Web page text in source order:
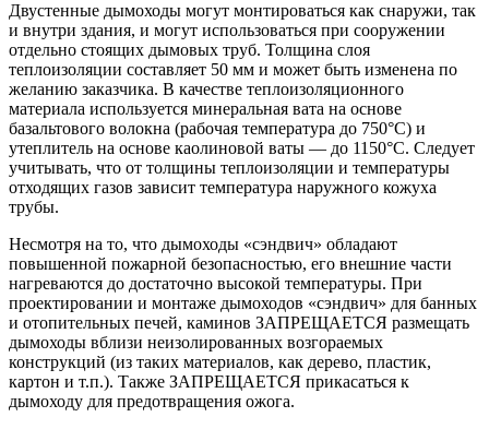
Двустенные дымоходы могут монтироваться как снаружи, так
и внутри здания, и могут использоваться при сооружении
отдельно стоящих дымовых труб. Толщина слоя
теплоизоляции составляет 50 мм и может быть изменена по
желанию заказчика. В качестве теплоизоляционного
материала используется минеральная вата на основе
базальтового волокна (рабочая температура до 750°С) и
утеплитель на основе каолиновой ваты — до 1150°С. Следует
учитывать, что от толщины теплоизоляции и температуры
отходящих газов зависит температура наружного кожуха
трубы.
Несмотря на то, что дымоходы «сэндвич» обладают
повышенной пожарной безопасностью, его внешние части
нагреваются до достаточно высокой температуры. При
проектировании и монтаже дымоходов «сэндвич» для банных
и отопительных печей, каминов ЗАПРЕЩАЕТСЯ размещать
дымоходы вблизи неизолированных возгораемых
конструкций (из таких материалов, как дерево, пластик,
картон и т.п.). Также ЗАПРЕЩАЕТСЯ прикасаться к
дымоходу для предотвращения ожога.